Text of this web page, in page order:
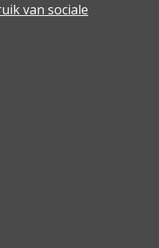
van sociale